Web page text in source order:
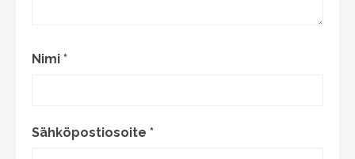
Nimi *
Sähköpostiosoite *